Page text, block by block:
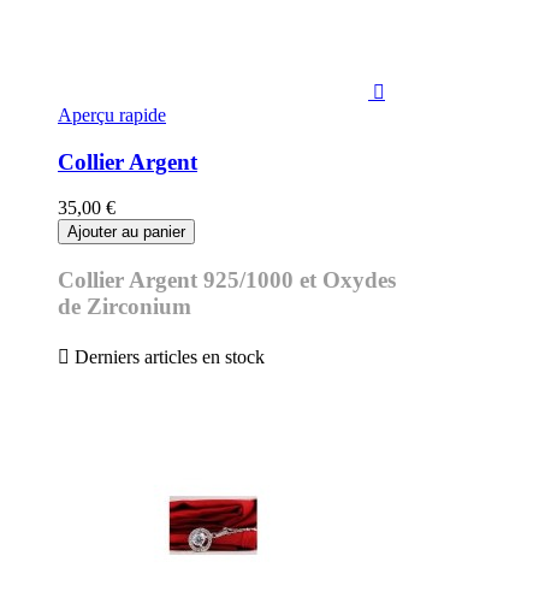

Aperçu rapide
Collier Argent
35,00 €
Ajouter au panier
Collier Argent 925/1000 et Oxydes
de Zirconium
 Derniers articles en stock